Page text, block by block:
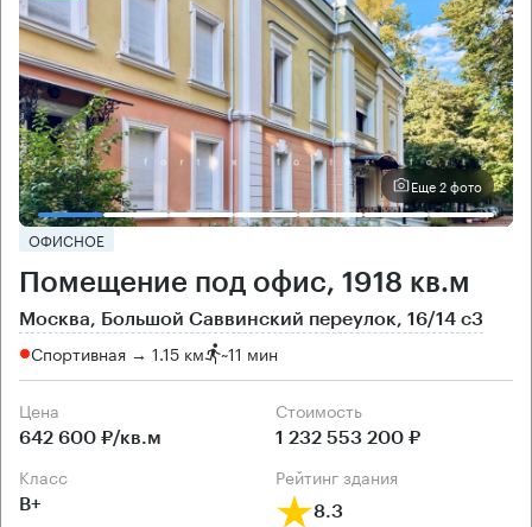
Еще 2 фото
ОФИСНОЕ
Помещение под офис, 1918 кв.м
Москва, Большой Саввинский переулок, 16/14 с3
Спортивная → 1.15 км ~11 мин
Цена
642 600 ₽/кв.м
Cтоимость
1 232 553 200 ₽
класс
B+
рейтинг здания
8.3